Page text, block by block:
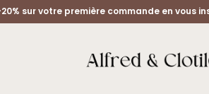
sur votre première commande en vous